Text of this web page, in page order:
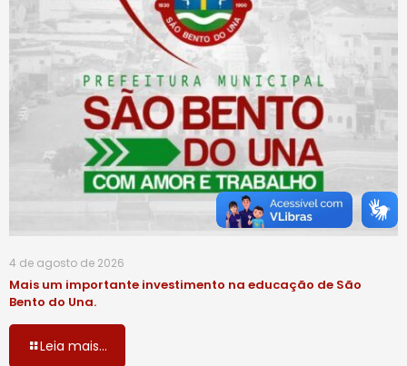
4 de agosto de 2026
Mais um importante investimento na educação de São
Bento do Una.
Leia mais...